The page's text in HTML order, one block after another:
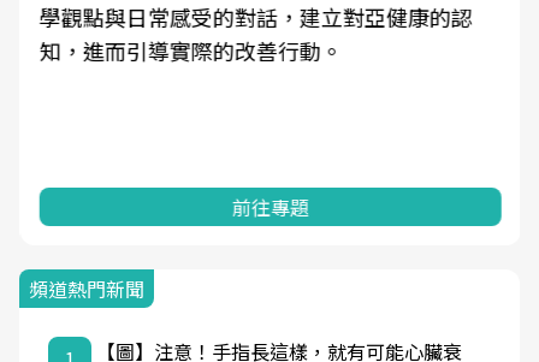
學觀點與日常感受的對話，建立對亞健康的認
知，進而引導實際的改善行動。
前往專題
頻道熱門新聞
【圖】注意！手指長這樣，就有可能心臟衰